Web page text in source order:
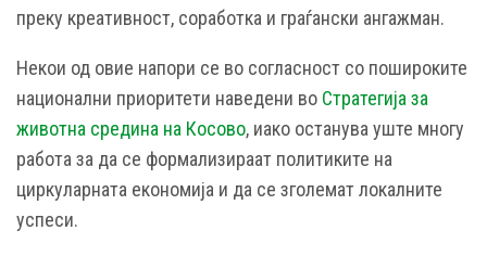
преку креативност, соработка и граѓански ангажман.
Некои од овие напори се во согласност со пошироките
национални приоритети наведени во Стратегија за
животна средина на Косово, иако останува уште многу
работа за да се формализираат политиките на
циркуларната економија и да се зголемат локалните
успеси.